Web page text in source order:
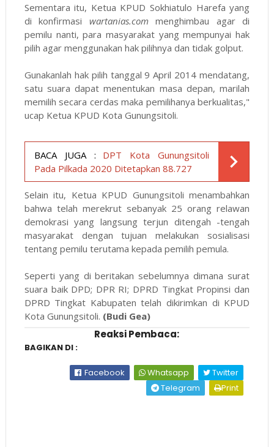
Sementara itu, Ketua KPUD Sokhiatulo Harefa yang
di konfirmasi wartanias.commenghimbau agar di
pemilu nanti, para masyarakat yang mempunyai hak
pilih agar menggunakan hak pilihnya dan tidak golput.
Gunakanlah hak pilih tanggal 9 April 2014 mendatang,
satu suara dapat menentukan masa depan, marilah
memilih secara cerdas maka pemilihanya berkualitas,"
ucap Ketua KPUD Kota Gunungsitoli.
BACA JUGA :
DPT Kota Gunungsitoli
Pada Pilkada 2020 Ditetapkan 88.727
Selain itu, Ketua KPUD Gunungsitoli menambahkan
bahwa telah merekrut sebanyak 25 orang relawan
demokrasi yang langsung terjun ditengah -tengah
masyarakat dengan tujuan melakukan sosialisasi
tentang pemilu terutama kepada pemilih pemula.
Seperti yang di beritakan sebelumnya dimana surat
suara baik DPD; DPR RI; DPRD Tingkat Propinsi dan
DPRD Tingkat Kabupaten telah dikirimkan di KPUD
Kota Gunungsitoli. (Budi Gea)
Reaksi Pembaca:
BAGIKAN DI :
Facebook Whatsapp
Twitter
Telegram
Print